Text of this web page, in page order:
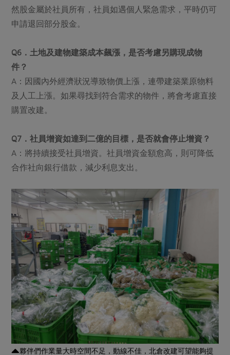
然股金屬於社員所有，社員如遇個人緊急需求，平時仍可
申請退回部分股金。
Q6．土地及建物建築成本飆漲，是否考慮另購現成物
件？
A：因國內外經濟狀況導致物價上漲，連帶建築業原物料
及人工上漲。如果尋找到符合需求的物件，將會考慮直接
購置改建。
Q7．社員增資如達到二億的目標，是否就會停止增資？
A：將持續接受社員增資。社員增資金額愈高，則可降低
合作社向銀行借款，減少利息支出。
夥伴們作業量大時空間不足，動線不佳，北倉改建可望能夠提